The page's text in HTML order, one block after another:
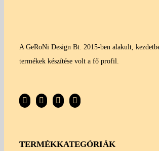
A GeRoNi Design Bt. 2015-ben alakult,
termékek készítése volt a fő profil.
TERMÉKKATEGÓRIÁK